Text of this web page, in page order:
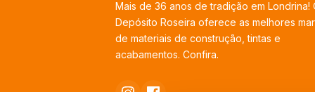
Mais de 36 anos de tradição em Londrina!
Depósito Roseira oferece as melhores
de materiais de construção, tintas e
acabamentos. Confira.